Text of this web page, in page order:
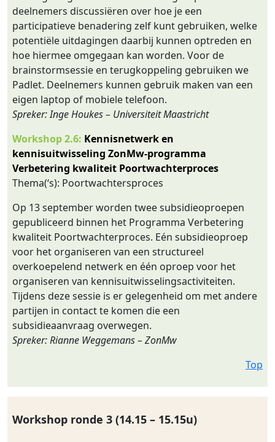
deelnemers discussiëren over hoe je een
participatieve benadering zelf kunt gebruiken, welke
potentiële uitdagingen daarbij kunnen optreden en
hoe hiermee omgegaan kan worden. Voor de
brainstormsessie en terugkoppeling gebruiken we
Padlet. Deelnemers kunnen gebruik maken van een
eigen laptop of mobiele telefoon.
Spreker: Inge Houkes – Universiteit Maastricht
Workshop 2.6: Kennisnetwerk en
kennisuitwisseling ZonMw-programma
Verbetering kwaliteit Poortwachterproces
Thema(‘s): Poortwachtersproces
Op 13 september worden twee subsidieoproepen
gepubliceerd binnen het Programma Verbetering
kwaliteit Poortwachterproces. Eén subsidieoproep
voor het organiseren van een structureel
overkoepelend netwerk en één oproep voor het
organiseren van kennisuitwisselingsactiviteiten.
Tijdens deze sessie is er gelegenheid om met andere
partijen in contact te komen die een
subsidieaanvraag overwegen.
Spreker: Rianne Weggemans – ZonMw
Top
Workshop ronde 3 (14.15 – 15.15u)